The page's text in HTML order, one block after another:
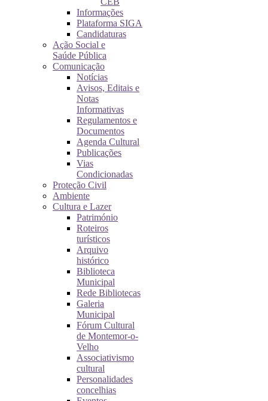
Informações
Plataforma SIGA
Candidaturas
Ação Social e
Saúde Pública
Comunicação
Notícias
Avisos, Editais e
Notas
Informativas
Regulamentos e
Documentos
Agenda Cultural
Publicações
Vias
Condicionadas
Proteção Civil
Ambiente
Cultura e Lazer
Património
Roteiros
turísticos
Arquivo
histórico
Biblioteca
Municipal
Rede Bibliotecas
Galeria
Municipal
Fórum Cultural
de Montemor-o-
Velho
Associativismo
cultural
Personalidades
concelhias